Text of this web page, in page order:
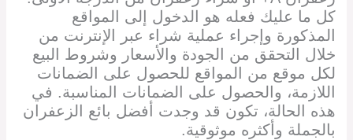
كل ما عليك فعله هو الدخول إلى المواقع
المذكورة وإجراء عملية شراء عبر الإنترنت من
خلال التحقق من الجودة والأسعار وشروط البيع
لكل موقع من المواقع للحصول على الضمانات
اللازمة، والحصول على الضمانات المناسبة. في
هذه الحالة، تكون قد وجدت أفضل بائع الزعفران
بالجملة وأكثره موثوقية.